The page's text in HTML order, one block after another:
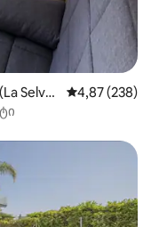
Selva
საშუალო
4,87 (238)